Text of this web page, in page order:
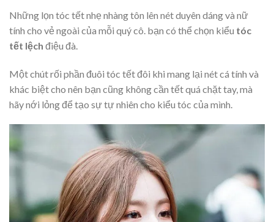
Những lọn tóc tết nhẹ nhàng tôn lên nét duyên dáng và nữ
tính cho vẻ ngoài của mỗi quý cô. bạn có thể chọn kiểu tóc
tết lệch điệu đà.
Một chút rối phần đuôi tóc tết đôi khi mang lại nét cá tính và
khác biệt cho nên bạn cũng không cần tết quá chặt tay, mà
hãy nới lỏng để tạo sự tự nhiên cho kiểu tóc của mình.